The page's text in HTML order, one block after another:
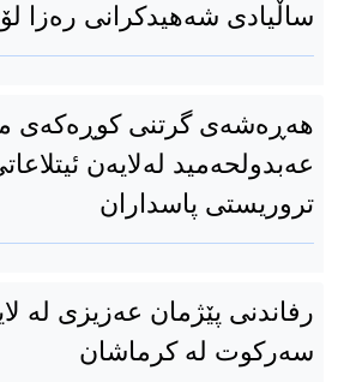
ساڵیادی شەهیدکرانی رەزا
هەڕەشەی گرتنی کوڕەکەی
عەبدولحەمید لەلایەن
تروریستی پاسداران
رفاندنی پێژمان عەزیزی لە
سەرکوت لە كرماشان